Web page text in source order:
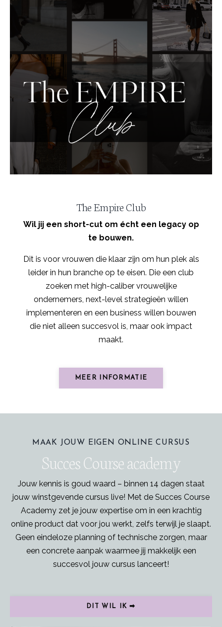
The Empire Club
Wil jij een short-cut om écht een legacy op
te bouwen.
Dit is voor vrouwen die klaar zijn om hun plek als
leider in hun branche op te eisen. Die een club
zoeken met high-caliber vrouwelijke
ondernemers, next-level strategieën willen
implementeren en een business willen bouwen
die niet alleen succesvol is, maar ook impact
maakt.
MEER INFORMATIE
MAAK JOUW EIGEN ONLINE CURSUS
Succes Course academy
Jouw kennis is goud waard – binnen 14 dagen staat
jouw winstgevende cursus live! Met de Succes Course
Academy zet je jouw expertise om in een krachtig
online product dat voor jou werkt, zelfs terwijl je slaapt.
Geen eindeloze planning of technische zorgen, maar
een concrete aanpak waarmee jij makkelijk een
succesvol jouw cursus lanceert!
DIT WIL IK ➡